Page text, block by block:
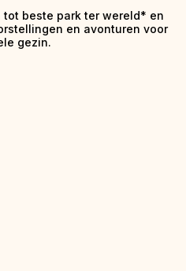
tot beste park ter wereld* en
en avonturen voor
gezin.